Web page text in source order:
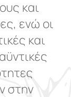
και
ενώ οι
και
στην